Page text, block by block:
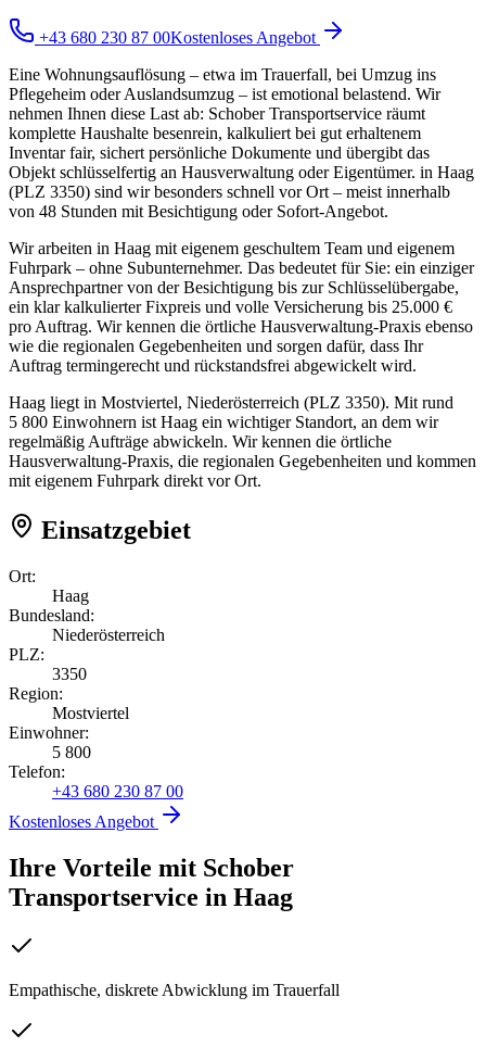
+43 680 230 87 00Kostenloses Angebot
Eine Wohnungsauflösung – etwa im Trauerfall, bei Umzug ins
Pflegeheim oder Auslandsumzug – ist emotional belastend. Wir
nehmen Ihnen diese Last ab: Schober Transportservice räumt
komplette Haushalte besenrein, kalkuliert bei gut erhaltenem
Inventar fair, sichert persönliche Dokumente und übergibt das
Objekt schlüsselfertig an Hausverwaltung oder Eigentümer. in Haag
(PLZ 3350) sind wir besonders schnell vor Ort – meist innerhalb
von 48 Stunden mit Besichtigung oder Sofort-Angebot.
Wir arbeiten in Haag mit eigenem geschultem Team und eigenem
Fuhrpark – ohne Subunternehmer. Das bedeutet für Sie: ein einziger
Ansprechpartner von der Besichtigung bis zur Schlüsselübergabe,
ein klar kalkulierter Fixpreis und volle Versicherung bis 25.000 €
pro Auftrag. Wir kennen die örtliche Hausverwaltung-Praxis ebenso
wie die regionalen Gegebenheiten und sorgen dafür, dass Ihr
Auftrag termingerecht und rückstandsfrei abgewickelt wird.
Haag liegt in Mostviertel, Niederösterreich (PLZ 3350). Mit rund
5 800 Einwohnern ist Haag ein wichtiger Standort, an dem wir
regelmäßig Aufträge abwickeln. Wir kennen die örtliche
Hausverwaltung-Praxis, die regionalen Gegebenheiten und kommen
mit eigenem Fuhrpark direkt vor Ort.
Einsatzgebiet
Ort:
Haag
Bundesland:
Niederösterreich
PLZ:
3350
Region:
Mostviertel
Einwohner:
5 800
Telefon:
+43 680 230 87 00
Kostenloses Angebot
Ihre Vorteile mit Schober
Transportservice in Haag
Empathische, diskrete Abwicklung im Trauerfall